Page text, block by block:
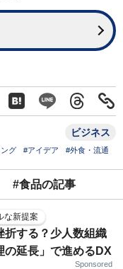
ビジネス
グ #アイデア #外食・流通
#食品の記事
な新提案
折する？少人数組織
の延長」で進めるDX
Sponsored